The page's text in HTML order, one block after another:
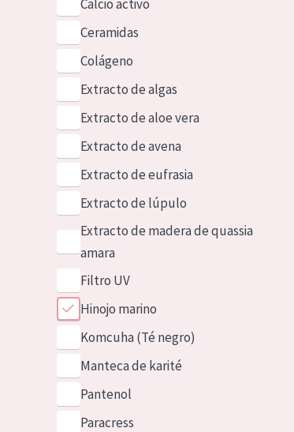
Calcio activo
Ceramidas
Colágeno
Extracto de algas
Extracto de aloe vera
Extracto de avena
Extracto de eufrasia
Extracto de lúpulo
Extracto de madera de quassia
amara
Filtro UV
Hinojo marino
Komcuha (Té negro)
Manteca de karité
Pantenol
Paracress